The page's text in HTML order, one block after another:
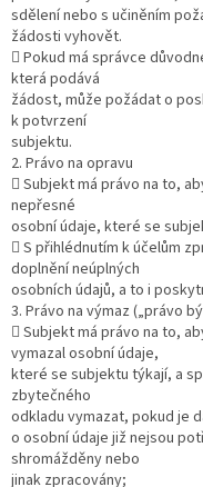
sdělení nebo s učiněním
žádosti vyhovět.
 Pokud má správce
která podává
žádost, může požádat o
k potvrzení
subjektu.
2. Právo na opravu
 Subjekt má právo na to,
nepřesné
osobní údaje, které se
 S přihlédnutím k účelům
doplnění neúplných
osobních údajů, a to i
3. Právo na výmaz („právo
 Subjekt má právo na to,
vymazal osobní údaje,
které se subjektu týkají, a
zbytečného
odkladu vymazat, pokud je
o osobní údaje již nejsou
shromážděny nebo
jinak zpracovány;